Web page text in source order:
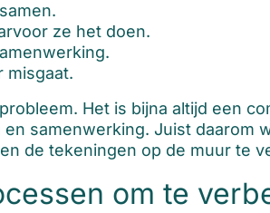
ze het doen.
misgaat.
Het is bijna altijd een
samenwerking. Juist daarom
de tekeningen op de muur te
om te